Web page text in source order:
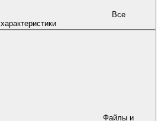
характеристики